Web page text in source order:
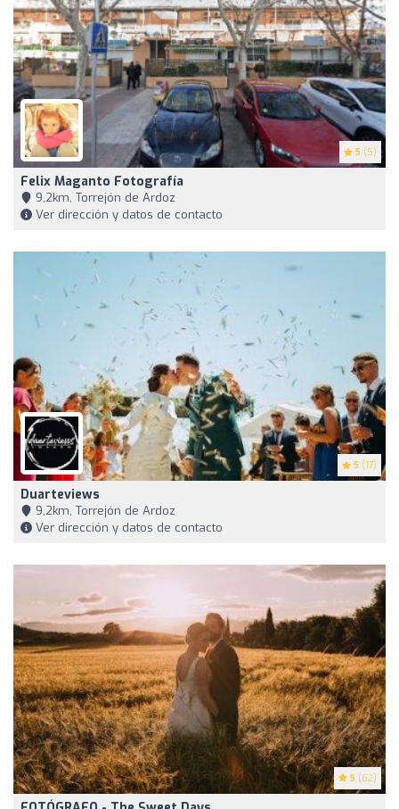
5 (5)
Felix Maganto Fotografía
9,2km, Torrejón de Ardoz
Ver dirección y datos de contacto
5 (17)
Duarteviews
9,2km, Torrejón de Ardoz
Ver dirección y datos de contacto
5 (62)